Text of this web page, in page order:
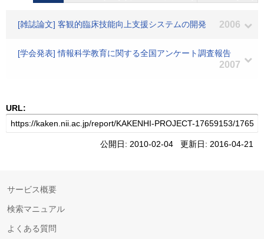
[雑誌論文] 客観的臨床技能向上支援システムの開発 2006
[学会発表] 情報科学教育に関する全国アンケート調査報告
2007
URL:
公開日: 2010-02-04 更新日: 2016-04-21
サービス概要
検索マニュアル
よくある質問